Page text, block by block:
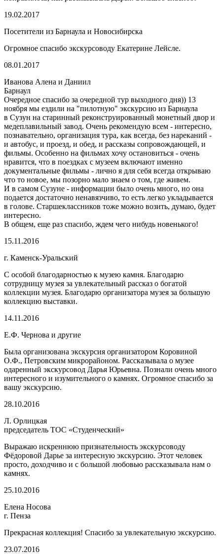
19.02.2017
Посетители из Барнаула и Новосибирска
Огромное спасибо экскурсоводу Екатерине Лейсле.
08.01.2017
Иванова Алена и Даниил
Барнаул
Очередное спасибо за очередной тур выходного дня)) 13
ноября мы ездили на "пилотную" экскурсию из Барнаула
в Сузун на старинный реконструированный монетный двор и
медеплавильный завод. Очень рекомендую всем - интересно,
познавательно, организация тура, как всегда, без нареканий -
и автобус, и проезд, и обед, и рассказы сопровождающей, и
фильмы. Особенно на фильмах хочу остановиться - очень
нравится, что в поездках с музеем включают именно
документальные фильмы - лично я для себя всегда открываю
что то новое, мы позорно мало знаем о том, где живем.
И в самом Сузуне - информации было очень много, но она
подается достаточно ненавязчиво, то есть легко укладывается
в голове. Старшеклассников тоже можно возить, думаю, будет
интересно.
В общем, еще раз спасибо, ждем чего нибудь новенького!
15.11.2016
г. Каменск-Уральский
С особой благодарностью к музею камня. Благодарю
сотрудницу музея за увлекательный рассказ о богатой
коллекции музея. Благодарю организатора музея за большую
коллекцию выставки.
14.11.2016
Е.Ф. Чернова и другие
Была организована экскурсия организатором Коровиной
О.Ф., Петровским микрорайоном. Рассказывала о музее
одаренный экскурсовод Дарья Юрьевна. Познали очень много
интересного и изумительного о камнях. Огромное спасибо за
вашу экскурсию.
28.10.2016
Л. Орлицкая
председатель ТОС «Студенческий»
Выражаю искреннюю признательность экскурсоводу
Фёдоровой Дарье за интересную экскурсию. Этот человек
просто, доходчиво и с большой любовью рассказывала нам о
камнях.
25.10.2016
Елена Носова
г. Пенза
Прекрасная коллекция! Спасибо за увлекательную экскурсию.
23.07.2016